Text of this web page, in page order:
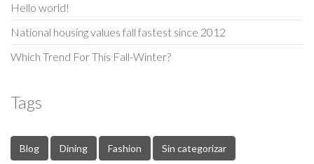
Hello world!
National housing values fall fastest since 2012
Which Trend For This Fall-Winter?
Tags
Blog Dining Fashion Sin categorizar